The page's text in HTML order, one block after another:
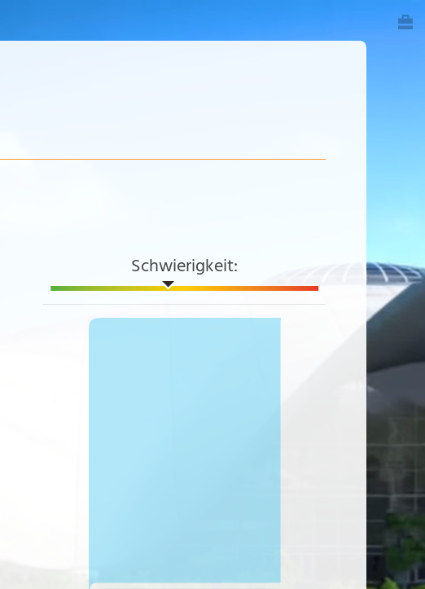
Schwierigkeit: